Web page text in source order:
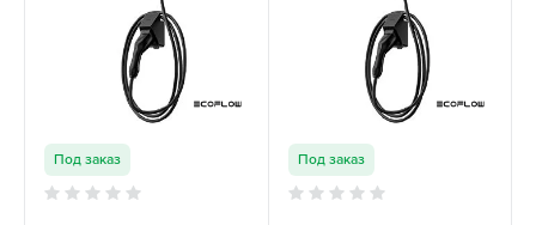
Под заказ Под заказ